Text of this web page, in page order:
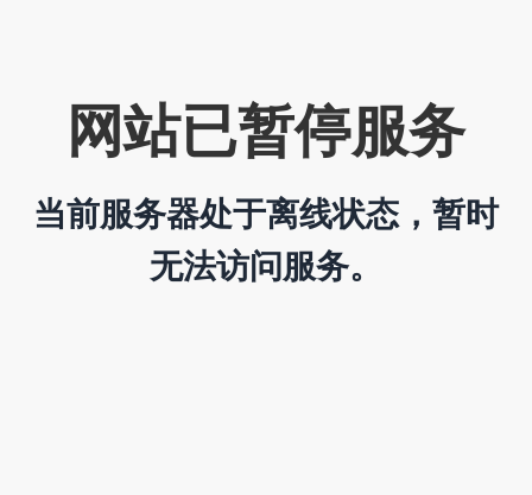
网站已暂停服务
当前服务器处于离线状态，暂时
无法访问服务。